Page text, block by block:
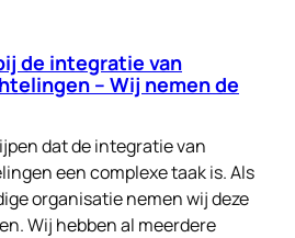
de integratie van
– Wij nemen de
dat de integratie van
een complexe taak is. Als
organisatie nemen wij deze
Wij hebben al meerdere